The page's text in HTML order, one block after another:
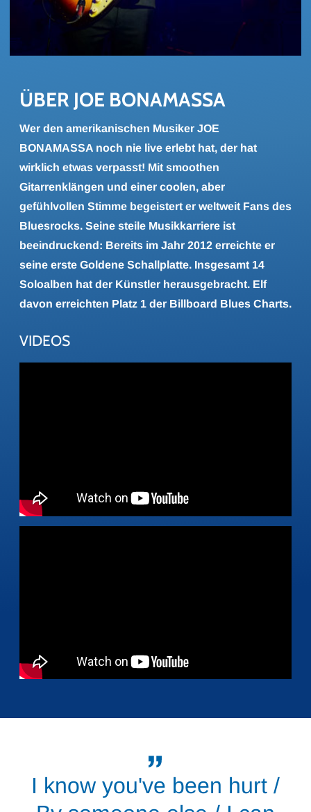
ÜBER JOE BO­NA­MAS­SA
Wer den amerikanischen Musiker JOE
BONAMASSA noch nie live erlebt hat, der hat
wirklich etwas verpasst! Mit smoothen
Gitarrenklängen und einer coolen, aber
gefühlvollen Stimme begeistert er weltweit Fans des
Bluesrocks. Seine steile Musikkarriere ist
beeindruckend: Bereits im Jahr 2012 erreichte er
seine erste Goldene Schallplatte. Insgesamt 14
Soloalben hat der Künstler herausgebracht. Elf
davon erreichten Platz 1 der Billboard Blues Charts.
VIDEOS
I know you've been hurt /